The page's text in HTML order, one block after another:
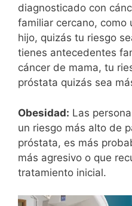
diagnosticado con
familiar cercano, como
hijo, quizás tu riesgo
tienes antecedentes
cáncer de mama, tu
próstata quizás sea
Obesidad: Las
un riesgo más alto de
próstata, es más
más agresivo o que
tratamiento inicial.